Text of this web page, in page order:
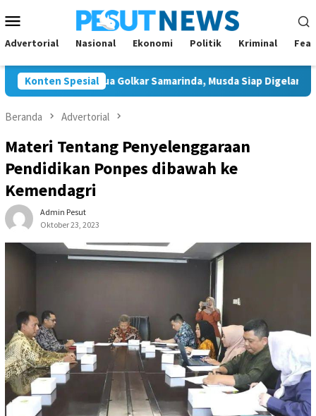
ke
kontenMobile
Advertorial Nasional Ekonomi Politik Kriminal
Konten Spesial
Tunggal Ketua Golkar Samarinda, Musda Siap Digelar 8 Agustus
Beranda Advertorial
Materi Tentang Penyelenggaraan
Pendidikan Ponpes dibawah ke
Kemendagri
Admin Pesut
Oktober 23, 2023